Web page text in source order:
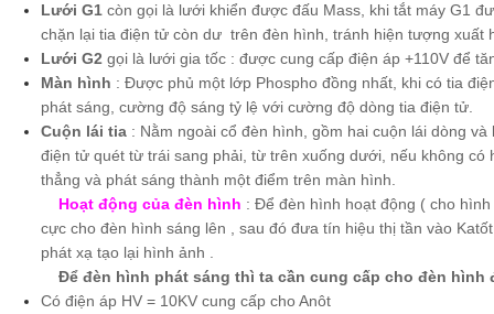
Lưới G1 còn gọi là lưới khiển được đấu Mass, khi tắt máy G1
chặn lại tia điện tử còn dư trên đèn hình, tránh hiện tượng xuất
Lưới G2 gọi là lưới gia tốc : được cung cấp điện áp +110V để
Màn hình : Được phủ một lớp Phospho đồng nhất, khi có tia
phát sáng, cường độ sáng tỷ lệ với cường độ dòng tia điện tử.
Cuộn lái tia : Nằm ngoài cổ đèn hình, gồm hai cuộn lái dòng
điện tử quét từ trái sang phải, từ trên xuống dưới, nếu không có
thẳng và phát sáng thành một điểm trên màn hình.
Hoạt động của đèn hình : Để đèn hình hoạt động ( cho
cực cho đèn hình sáng lên , sau đó đưa tín hiệu thị tần vào
phát xạ tạo lại hình ảnh .
Để đèn hình phát sáng thì ta cần cung cấp cho đèn hình
Có điện áp HV = 10KV cung cấp cho Anôt